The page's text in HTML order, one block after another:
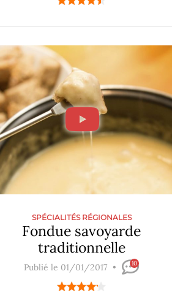
SPÉCIALITÉS RÉGIONALES
Fondue savoyarde
traditionnelle
Publié le 01/01/2017 10